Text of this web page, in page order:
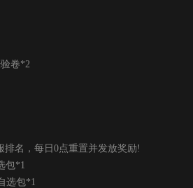
卷*2
名，每日0点重置并发放奖励!
包*1
选包*1